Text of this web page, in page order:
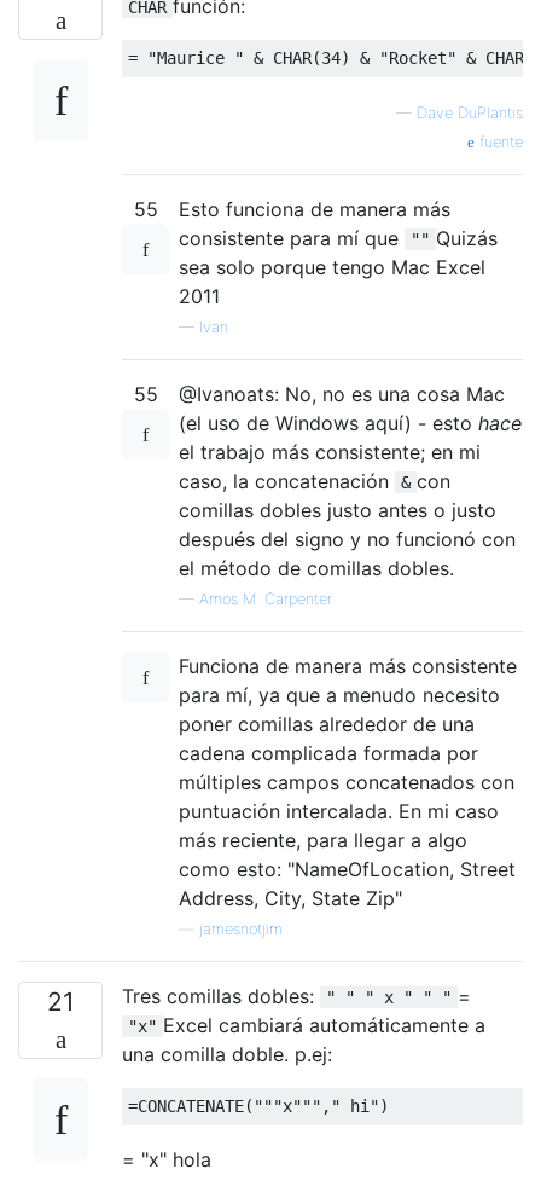
CHAR función:
— Dave DuPlantis
fuente
55
Esto funciona de manera más
consistente para mí que
"" Quizás
sea solo porque tengo Mac Excel
2011
— Ivan
55
@Ivanoats: No, no es una cosa Mac
(el uso de Windows aquí) - esto hace
el trabajo más consistente; en mi
caso, la concatenación
& con
comillas dobles justo antes o justo
después del signo y no funcionó con
el método de comillas dobles.
— Amos M. Carpenter
Funciona de manera más consistente
para mí, ya que a menudo necesito
poner comillas alrededor de una
cadena complicada formada por
múltiples campos concatenados con
puntuación intercalada. En mi caso
más reciente, para llegar a algo
como esto: "NameOfLocation, Street
Address, City, State Zip"
jamesnotjim
21 Tres comillas dobles: " " " x " " " =
"x" Excel cambiará automáticamente a
una comilla doble. p.ej:
= "x" hola